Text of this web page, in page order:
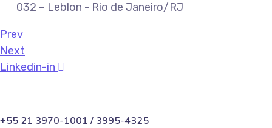
032 – Leblon - Rio de Janeiro/RJ
Prev
Next
Linkedin-in
+55 21 3970-1001 / 3995-4325